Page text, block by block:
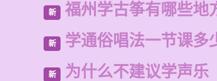
新 福州学古筝有哪些地
新 学通俗唱法一节课多
新 为什么不建议学声乐